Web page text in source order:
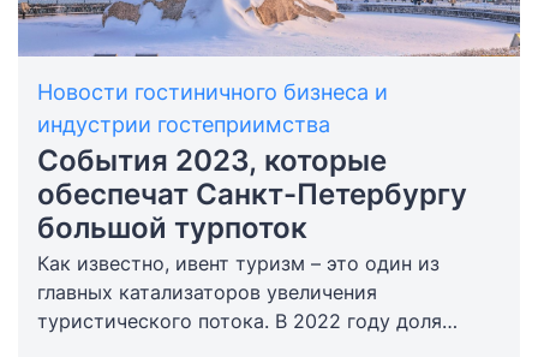
Новости гостиничного бизнеса и
индустрии гостеприимства
События 2023, которые
обеспечат Санкт-Петербургу
большой турпоток
Как известно, ивент туризм – это один из
главных катализаторов увеличения
туристического потока. В 2022 году доля